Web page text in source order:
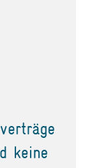
keine